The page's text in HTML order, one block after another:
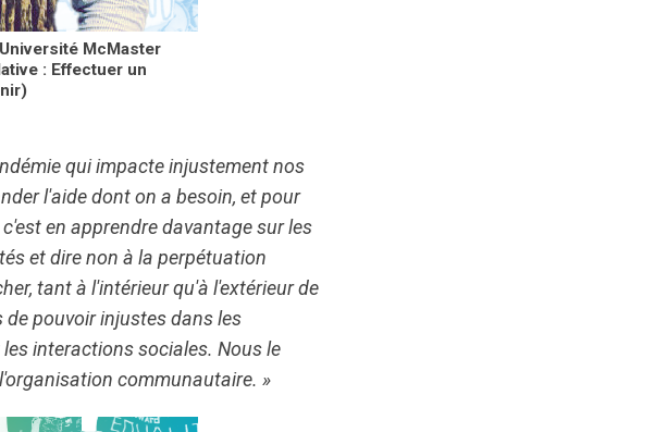
McMaster
: Effectuer un
qui impacte injustement nos
l'aide dont on a besoin, et pour
en apprendre davantage sur les
et dire non à la perpétuation
tant à l'intérieur qu'à l'extérieur de
de pouvoir injustes dans les
interactions sociales. Nous le
communautaire. »